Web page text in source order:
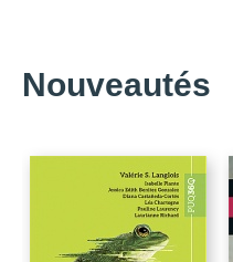
Nouveautés